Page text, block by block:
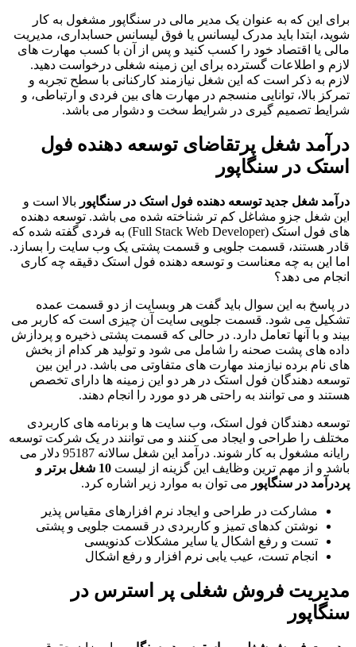
برای این که به عنوان یک مدیر مالی در سنگاپور مشغول به کار
شوید، ابتدا باید مدرک لیسانس یا فوق لیسانس حسابداری، مدیریت
مالی یا اقتصاد خود را کسب کنید و پس از آن با کسب مهارت های
لازم و اطلاعات گسترده برای این زمینه شغلی درخواست دهید.
لازم به ذکر است که این شغل نیازمند کارکنانی با سطح تجربه و
تمرکز بالا، توانایی منسجم در مهارت های بین فردی و ارتباطی، و
شرایط تصمیم گیری در شرایط سخت و دشوار می باشد.
درآمد شغل پرتقاضای توسعه دهنده فول
استک در سنگاپور
درآمد شغل جدید توسعه دهنده فول استک در سنگاپور بالا است و
این شغل جزو مشاغل کم تر شناخته شده می باشد. توسعه دهنده
های فول استک (Full Stack Web Developer) به فردی گفته شده که
قادر هستند، قسمت جلویی و قسمت پشتی یک وب سایت را بسازد.
اما این به چه معناست و توسعه دهنده فول استک دقیقه چه کاری
انجام می دهد؟
در پاسخ به این سوال باید گفت هر وبسایت از دو قسمت عمده
تشکیل می شود. قسمت جلویی سایت آن چیزی است که کاربر می
بیند و با آنها تعامل دارد. در حالی که قسمت پشتی ذخیره و پردازش
داده های پشت صحنه را شامل می شود و تولید هر کدام از بخش
های نام برده نیازمند مهارت های متفاوتی می باشد. در این بین
توسعه دهندگان فول استک در هر دو این زمینه ها دارای تخصص
هستند و می توانند به راحتی هر دو مورد را انجام دهند.
توسعه دهندگان فول استک، وب سایت ها و برنامه های کاربردی
مختلف را طراحی و ایجاد می کنند و می توانند در یک شرکت توسعه
رایانه مشغول به کار شوند. درآمد این شغل سالانه 95187 دلار می
باشد و از مهم ترین وظایف این گزینه از لیست
10 شغل برتر و
پردرآمد در سنگاپور می توان به موارد زیر اشاره کرد.
مشارکت در طراحی و ایجاد نرم افزارهای مقیاس پذیر
نوشتن کدهای تمیز و کاربردی در قسمت جلویی و پشتی
تست و رفع اشکال یا سایر مشکلات کدنویسی
انجام تست، عیب یابی نرم افزار و رفع اشکال
مدیریت فروش شغلی پر استرس در
سنگاپور